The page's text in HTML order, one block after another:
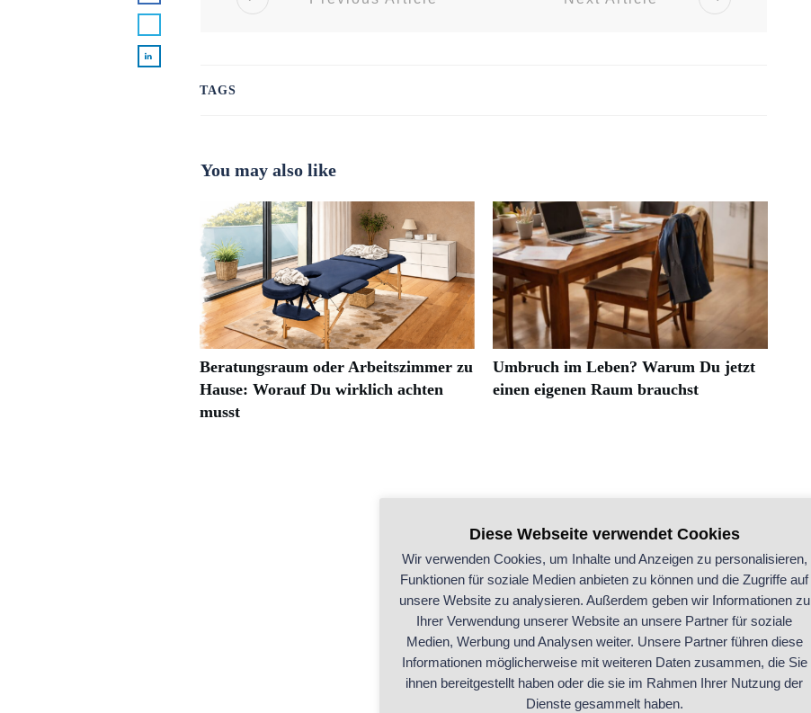
TAGS
You may also like
Beratungsraum oder Arbeitszimmer zu
Hause: Worauf Du wirklich achten
musst
Umbruch im Leben? Warum Du jetzt
einen eigenen Raum brauchst
Diese Webseite verwendet Cookies
Wir verwenden Cookies, um Inhalte und Anzeigen zu personalisieren,
Funktionen für soziale Medien anbieten zu können und die Zugriffe auf
unsere Website zu analysieren. Außerdem geben wir Informationen zu
Ihrer Verwendung unserer Website an unsere Partner für soziale
Medien, Werbung und Analysen weiter. Unsere Partner führen diese
Informationen möglicherweise mit weiteren Daten zusammen, die Sie
ihnen bereitgestellt haben oder die sie im Rahmen Ihrer Nutzung der
Dienste gesammelt haben.